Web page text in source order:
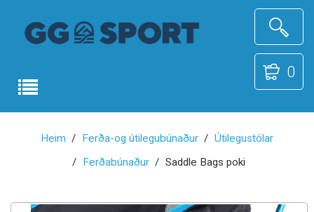
0
Heim Ferða-og útilegubúnaður
Útilegustólar
Ferðabúnaður
Saddle Bags poki